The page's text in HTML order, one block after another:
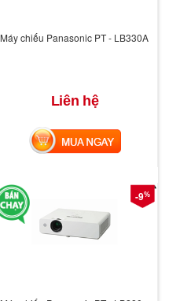
Máy chiếu Panasonic PT - LB330A
Liên hệ
MUA NGAY
-9%